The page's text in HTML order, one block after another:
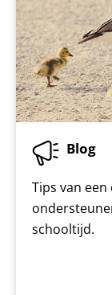
Blog
Tips van
schooltijd.